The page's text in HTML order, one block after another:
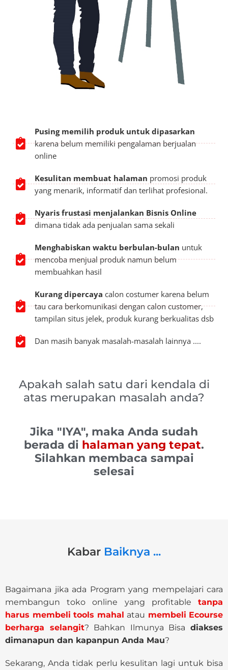
Pusing memilih produk untuk dipasarkan
karena belum memiliki pengalaman berjualan
online
Kesulitan membuat halaman promosi produk
yang menarik, informatif dan terlihat profesional.
Nyaris frustasi menjalankan Bisnis Online
dimana tidak ada penjualan sama sekali
Menghabiskan waktu berbulan-bulan untuk
mencoba menjual produk namun belum
membuahkan hasil
Kurang dipercayacalon costumer karena belum
tau cara berkomunikasi dengan calon customer,
tampilan situs jelek, produk kurang berkualitas dsb
Dan masih banyak masalah-masalah lainnya ....
Apakah salah satu dari kendala di
atas merupakan masalah anda?
Jika "IYA", maka Anda sudah
berada di halaman yang tepat.
Silahkan membaca sampai
selesai
Kabar Baiknya ...
Bagaimana jika ada Program yang mempelajari cara
membangun toko online yang profitable tanpa
harus membeli tools mahal atau membeli Ecourse
berharga selangit? Bahkan Ilmunya Bisadiakses
dimanapun dan kapanpun Anda Mau?
Sekarang, Anda tidak perlu kesulitan lagi untuk bisa